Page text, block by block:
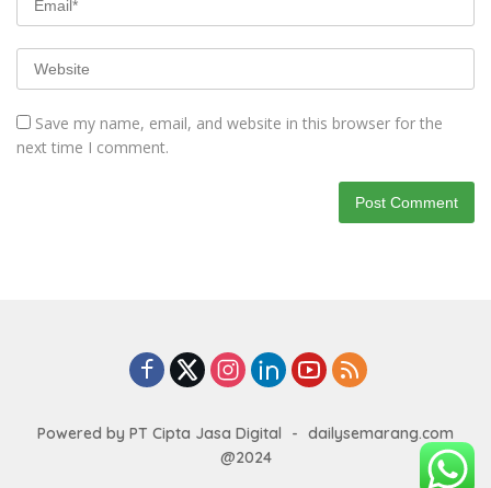
Save my name, email, and website in this browser for the
next time I comment.
Powered by PT Cipta Jasa Digital - dailysemarang.com
@2024